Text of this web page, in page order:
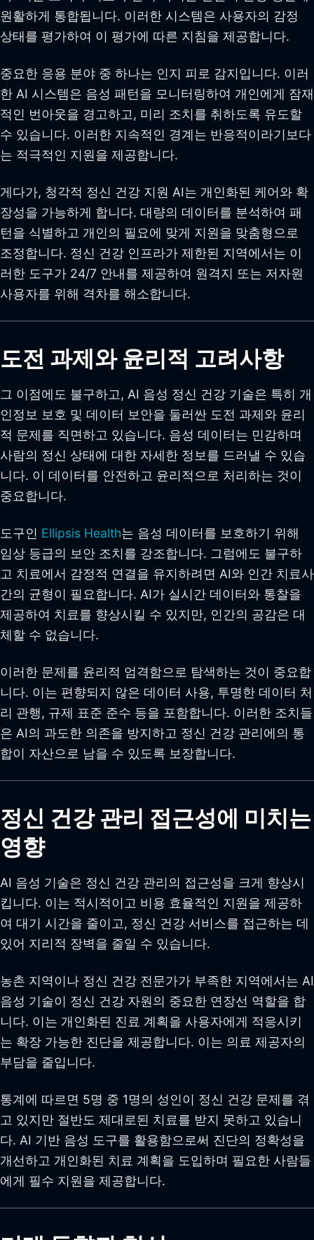
원활하게 통합됩니다. 이러한 시스템은 사용자의 감정
상태를 평가하여 이 평가에 따른 지침을 제공합니다.
중요한 응용 분야 중 하나는 인지 피로 감지입니다. 이러
한 AI 시스템은 음성 패턴을 모니터링하여 개인에게 잠재
적인 번아웃을 경고하고, 미리 조치를 취하도록 유도할
수 있습니다. 이러한 지속적인 경계는 반응적이라기보다
는 적극적인 지원을 제공합니다.
게다가, 청각적 정신 건강 지원 AI는 개인화된 케어와 확
장성을 가능하게 합니다. 대량의 데이터를 분석하여 패
턴을 식별하고 개인의 필요에 맞게 지원을 맞춤형으로
조정합니다. 정신 건강 인프라가 제한된 지역에서는 이
러한 도구가 24/7 안내를 제공하여 원격지 또는 저자원
사용자를 위해 격차를 해소합니다.
도전 과제와 윤리적 고려사항
그 이점에도 불구하고, AI 음성 정신 건강 기술은 특히 개
인정보 보호 및 데이터 보안을 둘러싼 도전 과제와 윤리
적 문제를 직면하고 있습니다. 음성 데이터는 민감하며
사람의 정신 상태에 대한 자세한 정보를 드러낼 수 있습
니다. 이 데이터를 안전하고 윤리적으로 처리하는 것이
중요합니다.
도구인 Ellipsis Health는 음성 데이터를 보호하기 위해
임상 등급의 보안 조치를 강조합니다. 그럼에도 불구하
고 치료에서 감정적 연결을 유지하려면 AI와 인간 치료사
간의 균형이 필요합니다. AI가 실시간 데이터와 통찰을
제공하여 치료를 향상시킬 수 있지만, 인간의 공감은 대
체할 수 없습니다.
이러한 문제를 윤리적 엄격함으로 탐색하는 것이 중요합
니다. 이는 편향되지 않은 데이터 사용, 투명한 데이터 처
리 관행, 규제 표준 준수 등을 포함합니다. 이러한 조치들
은 AI의 과도한 의존을 방지하고 정신 건강 관리에의 통
합이 자산으로 남을 수 있도록 보장합니다.
정신 건강 관리 접근성에 미치는
영향
AI 음성 기술은 정신 건강 관리의 접근성을 크게 향상시
킵니다. 이는 적시적이고 비용 효율적인 지원을 제공하
여 대기 시간을 줄이고, 정신 건강 서비스를 접근하는 데
있어 지리적 장벽을 줄일 수 있습니다.
농촌 지역이나 정신 건강 전문가가 부족한 지역에서는 AI
음성 기술이 정신 건강 자원의 중요한 연장선 역할을 합
니다. 이는 개인화된 진료 계획을 사용자에게 적응시키
는 확장 가능한 진단을 제공합니다. 이는 의료 제공자의
부담을 줄입니다.
통계에 따르면 5명 중 1명의 성인이 정신 건강 문제를 겪
고 있지만 절반도 제대로된 치료를 받지 못하고 있습니
다. AI 기반 음성 도구를 활용함으로써 진단의 정확성을
개선하고 개인화된 치료 계획을 도입하며 필요한 사람들
에게 필수 지원을 제공합니다.